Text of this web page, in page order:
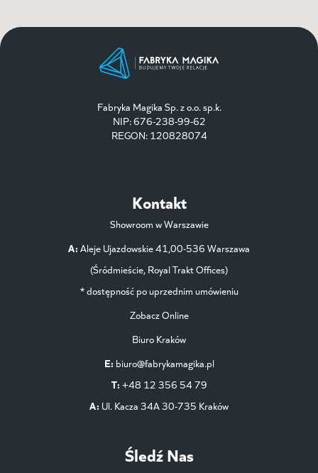
Fabryka Magika Sp. z o.o. sp.k.
NIP: 676-238-99-62
REGON: 120828074
Kontakt
Showroom w Warszawie
A: Aleje Ujazdowskie 41,00-536 Warszawa
(Śródmieście, Royal Trakt Offices)
* dostępność po uprzednim umówieniu
Zobacz Online
Biuro Kraków
E: biuro@fabrykamagika.pl
T: +48 12 356 54 79
A: Ul. Kacza 34A 30-735 Kraków
Śledź Nas